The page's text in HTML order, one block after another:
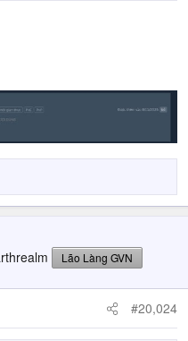
Lão Làng GVN
#20,024